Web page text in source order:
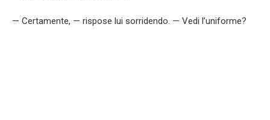
— Certamente, — rispose lui sorridendo. — Vedi l’uniforme?